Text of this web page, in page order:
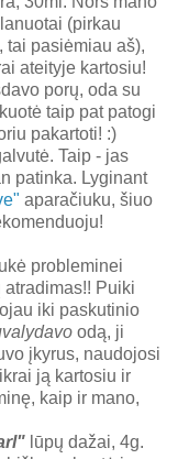
(pirkau
tai pasiėmiau aš),
ateityje kartosiu!
porų, oda su
taip pat patogi
pakartoti! :)
Taip - jas
patinka. Lyginant
aparačiuku, šiuo
probleminei
Puiki
iki paskutinio
odą, ji
įkyrus, naudojosi
ją kartosiu ir
kaip ir mano,
lūpų dažai, 4g.